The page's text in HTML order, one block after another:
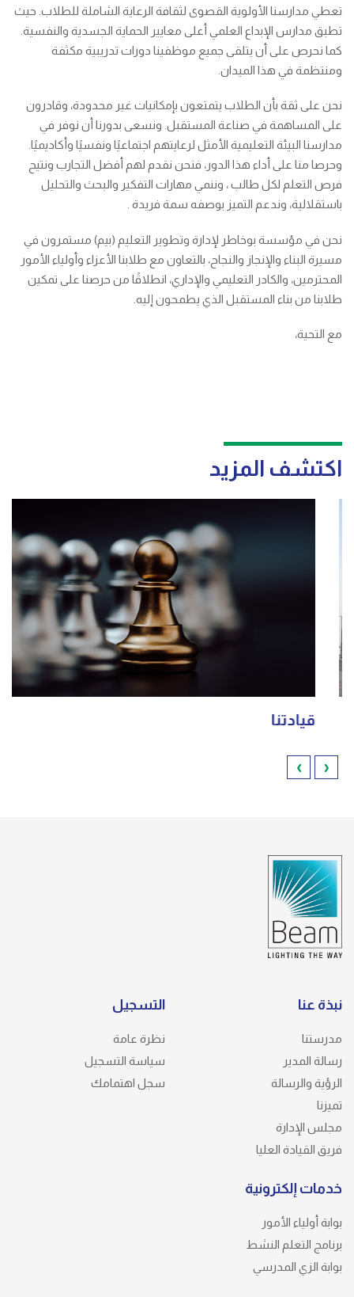
تعطي مدارسنا الأولوية القصوى لثقافة الرعاية الشاملة للطلاب. حيث
تطبق مدارس الإبداع العلمي أعلى معايير الحماية الجسدية والنفسية.
كما نحرص على أن يتلقى جميع موظفينا دورات تدريبية مكثفة
ومنتظمة في هذا الميدان.
نحن على ثقة بأن الطلاب يتمتعون بإمكانيات غير محدودة، وقادرون
على المساهمة في صناعة المستقبل. ونسعى بدورنا أن نوفر في
مدارسنا البيئة التعليمية الأمثل لرعايتهم اجتماعيًا ونفسيًا وأكاديميًا.
وحرصا منا على أداء هذا الدور، فنحن نقدم لهم أفضل التجارب ونتيح
فرص التعلم لكل طالب ، وننمي مهارات التفكير والبحث والتحليل
باستقلالية، وندعم التميز بوصفه سمة فريدة .
نحن في مؤسسة بوخاطر لإدارة وتطوير التعليم (بيم) مستمرون في
مسيرة البناء والإنجاز والنجاح، بالتعاون مع طلابنا الأعزاء وأولياء الأمور
المحترمين، والكادر التعليمي والإداري، انطلاقًا من حرصنا على تمكين
طلابنا من بناء المستقبل الذي يطمحون إليه.
مع التحية،
اكتشف المزيد
قيادتنا
‹
›
نبذة عنا
مدرستنا
رسالة المدير
الرؤية والرسالة
تميزنا
مجلس الإدارة
فريق القيادة العليا
التسجيل
نظرة عامة
سياسة التسجيل
سجل اهتمامك
خدمات إلكترونية
بوابة أولياء الأمور
برنامج التعلم النشط
بوابة الزي المدرسي